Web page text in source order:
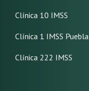
Clínica 10 IMSS
Clínica 1 IMSS Puebla
Clínica 222 IMSS